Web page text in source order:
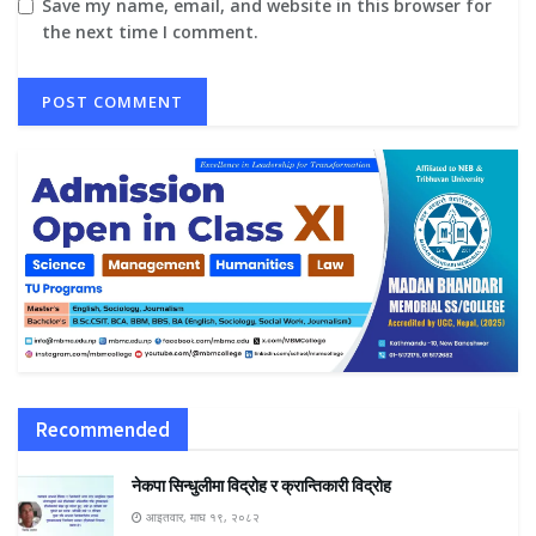
Save my name, email, and website in this browser for
the next time I comment.
Recommended
नेकपा सिन्धुलीमा विद्रोह र क्रान्तिकारी विद्रोह
आइतवार, माघ १९, २०८२